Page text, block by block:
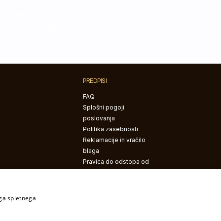
PREDPISI
FAQ
Splošni pogoji
poslovanja
Politika zasebnosti
Reklamacije in vračilo
blaga
Pravica do odstopa od
spletnega